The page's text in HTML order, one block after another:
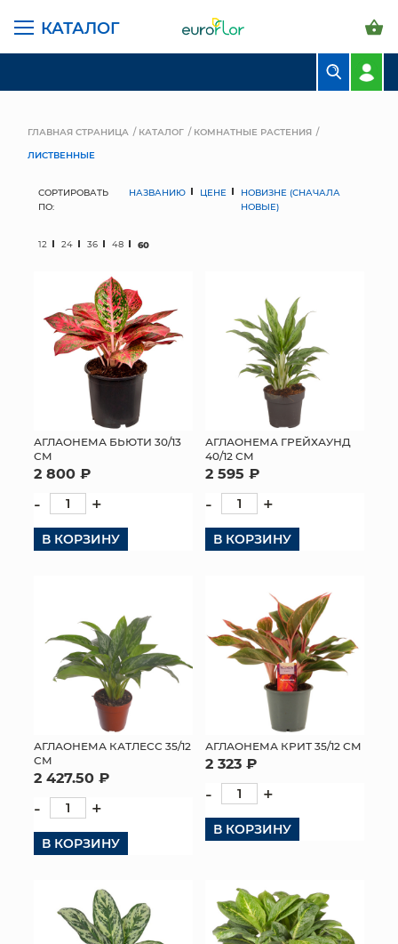
КАТАЛОГ
СВАДЕБНАЯ ФЛОРИСТИКА
ГРУНТЫ И УДОБРЕНИЯ
ПРЕДМЕТЫ ИНТЕРЬЕРА
КОРЗИНЫ
ЯЩИКИ
СУНДУКИ
ПАКЕТЫ И СУМКИ
ПОДАРОЧНЫЕ КАРТЫ
ОПТОВЫМ КЛИЕНТАМ
ДОСТАВКА И ОПЛАТА
КОНТАКТЫ
ГЛАВНАЯ СТРАНИЦА КАТАЛОГ
КОМНАТНЫЕ РАСТЕНИЯ
ЛИСТВЕННЫЕ
СОРТИРОВАТЬ
ПО:
НАЗВАНИЮ ЦЕНЕ
НОВИЗНЕ (СНАЧАЛА
НОВЫЕ)
12 24 36 48 60
АГЛАОНЕМА БЬЮТИ 30/13
СМ
2 800 ₽
- +
В КОРЗИНУ
АГЛАОНЕМА ГРЕЙХАУНД
40/12 СМ
2 595 ₽
- +
В КОРЗИНУ
АГЛАОНЕМА КАТЛЕСС 35/12
СМ
2 427.50 ₽
- +
В КОРЗИНУ
АГЛАОНЕМА КРИТ 35/12 СМ
2 323 ₽
- +
В КОРЗИНУ